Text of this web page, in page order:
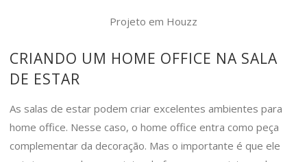
Projeto em Houzz
CRIANDO UM HOME OFFICE NA SALA
DE ESTAR
As salas de estar podem criar excelentes ambientes para
home office. Nesse caso, o home office entra como peça
complementar da decoração. Mas o importante é que ele